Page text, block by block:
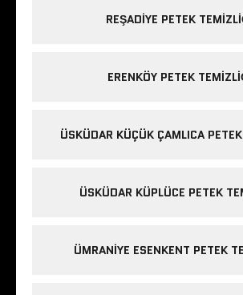
REŞADIYE PETEK
ERENKÖY PETEK
ÜSKÜDAR KÜÇÜK ÇAMLICA
ÜSKÜDAR KÜPLÜCE PETEK
ÜMRANIYE ESENKENT PETEK